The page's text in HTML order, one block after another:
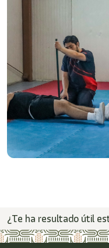
¿Te ha resultado útil